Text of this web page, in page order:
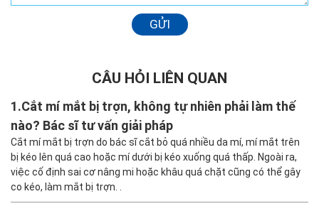
GỬI
CÂU HỎI LIÊN QUAN
1.Cắt mí mắt bị trợn, không tự nhiên phải làm thế
nào? Bác sĩ tư vấn giải pháp
Cắt mí mắt bị trợn do bác sĩ cắt bỏ quá nhiều da mí, mí mắt trên
bị kéo lên quá cao hoặc mí dưới bị kéo xuống quá thấp. Ngoài ra,
việc cố định sai cơ nâng mi hoặc khâu quá chặt cũng có thể gây
co kéo, làm mắt bị trợn. .